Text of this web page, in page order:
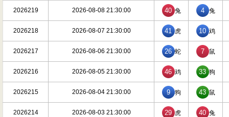
2026219 2026-08-08 21:30:00 40 兔 4 兔
2026218 2026-08-07 21:30:00 41 虎 10 鸡
2026217 2026-08-06 21:30:00 26 蛇 7 鼠
2026216 2026-08-05 21:30:00 46 鸡 33 狗
2026215 2026-08-04 21:30:00 9 狗 43 鼠
2026214 2026-08-03 21:30:00 29 虎 40 兔